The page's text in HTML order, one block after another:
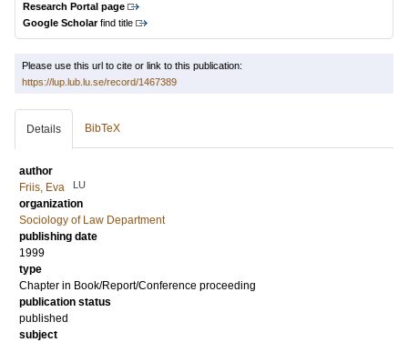
Research Portal page
Google Scholarfind title
Please use this url to cite or link to this publication:
https://lup.lub.lu.se/record/1467389
Details BibTeX
author
Friis, Eva
LU
organization
Sociology of Law Department
publishing date
1999
type
Chapter in Book/Report/Conference proceeding
publication status
published
subject